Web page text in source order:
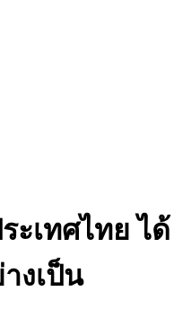
ะเทศไทย ได้
งเป็น